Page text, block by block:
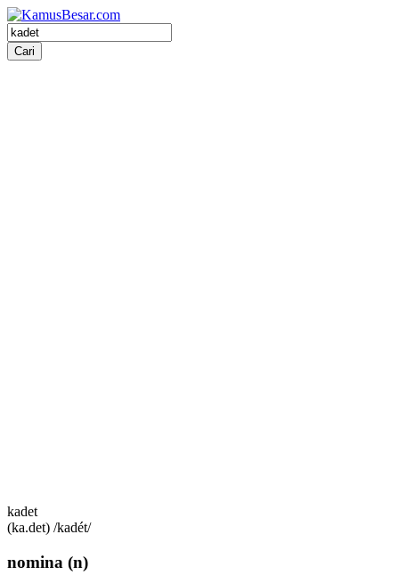
kadet
(ka.det) /kadét/
nomina (n)